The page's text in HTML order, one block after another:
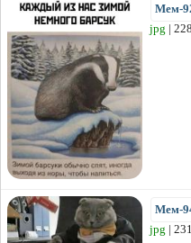
Мем-
jpg |
Мем-
jpg |